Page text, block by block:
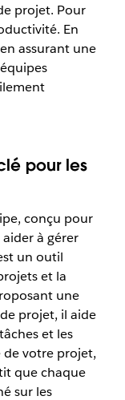
projet. Pour
En
assurant une
pour les
conçu pour
à gérer
un outil
et la
une
projet, il aide
et les
de votre projet,
que chaque
sur les